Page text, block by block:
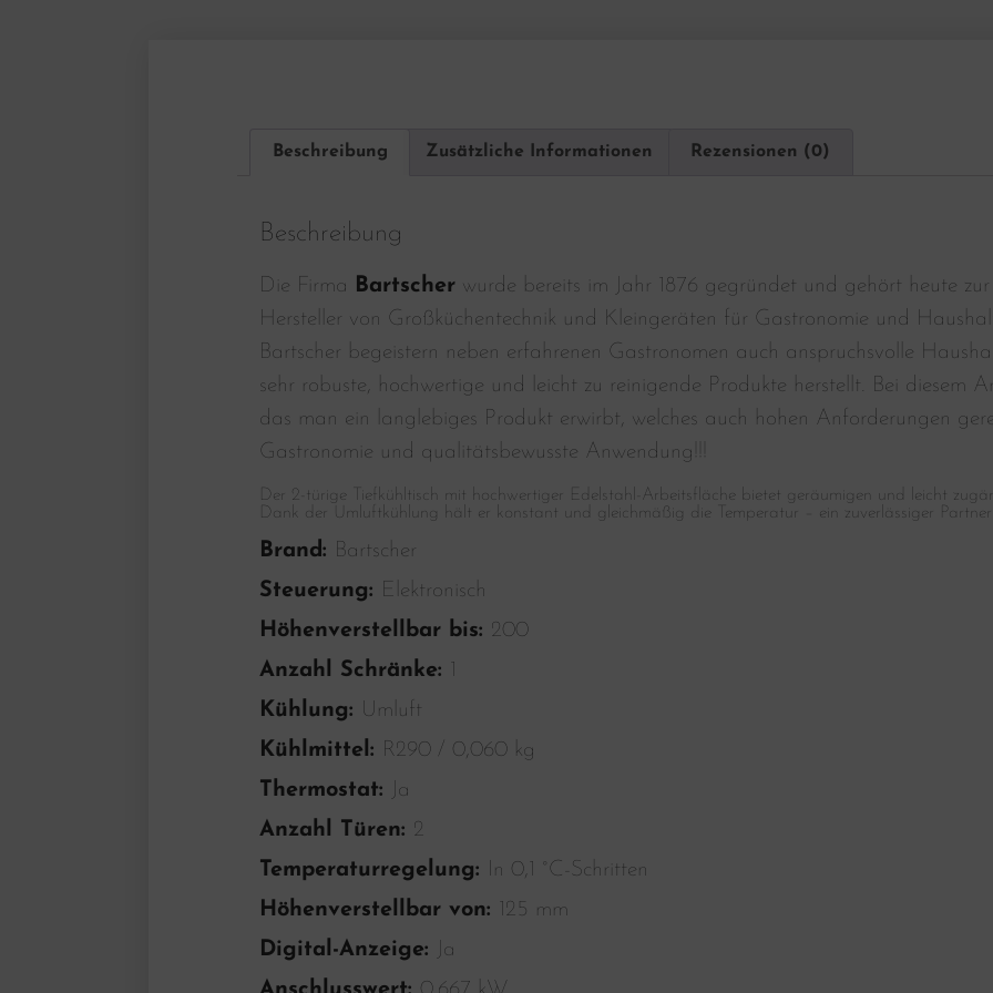
Beschreibung Zusätzliche Informationen Rezensionen (0)
Beschreibung
Die Firma Bartscher wurde bereits im Jahr 1876 gegründet und gehört heute
Hersteller von Großküchentechnik und Kleingeräten für Gastronomie und
Bartscher begeistern neben erfahrenen Gastronomen auch anspruchsvolle
sehr robuste, hochwertige und leicht zu reinigende Produkte herstellt. Bei diesem
das man ein langlebiges Produkt erwirbt, welches auch hohen Anforderungen
Gastronomie und qualitätsbewusste Anwendung!!!
Der 2-türige Tiefkühltisch mit hochwertiger Edelstahl-Arbeitsfläche bietet geräumigen und leicht
Dank der Umluftkühlung hält er konstant und gleichmäßig die Temperatur – ein zuverlässiger
Brand: Bartscher
Steuerung: Elektronisch
Höhenverstellbar bis: 200
Anzahl Schränke: 1
Kühlung: Umluft
Kühlmittel: R290 / 0,060 kg
Thermostat:
Ja
Anzahl Türen: 2
Temperaturregelung: In 0,1 °C-Schritten
Höhenverstellbar von: 125 mm
Digital-Anzeige:
Ja